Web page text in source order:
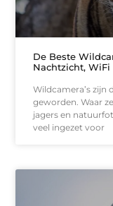
De Beste
Nachtzicht,
Wildcamera’s zijn
geworden. Waar
jagers en
veel ingezet voor